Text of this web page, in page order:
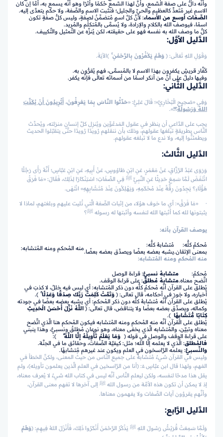
وأنَّه دالٌّ على صفة السَّمع، وأنَّ لهذا السَّمع حُكمًا وأثرًا وهو أنَّه يسمع به، أمَّا إن كان
الاسم غير مُتَعدٍّ كالعظيم والحيِّ والجليل؛ فنثبت الاسم والصِّفة، ولا حكم يتعدَّى إليه.
الصِّفات أوسع من الأسماء: لأنَّ كلَّ اسمٍ مُتضمِّنٌ لصفةٍ، وليس كلُّ صفةٍ تكون
اسمًا، فيوصف الله بالكلام والإرادة، ولا يُسمَّى بالمُتكلِّم والمُريد.
كلُّ ما وصف الله به نفسه فهو على حقيقته، لكن يُنزَّه عن التَّمثيل والتَّكييف.
الدَّليل الأوَّل:
وَقَوْلِ اللهِ تَعَالَى: ﴿ وَهُمْ يَكْفُرُونَ بِالرَّحْمَٰنِ ۚ ﴾الآيَةَ.
كُفَّار قريشٍ يكفرون بهذا الاسم لا بالمُسمَّى، فهم يُقرُّون به.
وفيها دليلٌ على أنَّ من أنكر اسمًا من أسمائه تعالى فإنَّه يكفر.
الدَّليل الثَّاني:
وَفِي «صَحِيحِ الْبُخَارِيِّ»؛ قَالَ عَلِيٌّ: «حَدِّثُوا النَّاسَ بِمَا يَعْرِفُونَ، أَتُرِيدُونَ أَنْ يُكَذَّبَ
اللهُ وَرَسُولُهُ؟!».
يجب على الدَّاعي أن ينظر في عقول المَدعُوِّين ويُنزِل كلَّ إنسانٍ منزلته، ويُحدِّث
النَّاس بطريقةٍ تبلغها عقولهم، وذلك بأن ننقلهم رُويدًا رُويدًا حتَّى يتقبَّلوا الحديث
ويطمئنُّوا إليه، ولا ندع ما لا تبلغه عقولهم.
الدَّليل الثَّالث:
وَرَوَى عَبْدُ الرَّزَّاقِ، عَنْ مَعْمَرٍ، عَنِ ابْنِ طَاوُوسٍ، عَنْ أَبِيهِ، عَنِ ابْنِ عَبَّاسٍ؛ أَنَّهُ رَأَى رَجُلًا
انْتَفَضَ لَـمَّا سَمِعَ حَدِيثًا عَنِ النَّبِيِّ ﷺ فِي الصِّفَاتِ؛ اسْتِنْكَارًا لِذَلِكَ، فَقَالَ: «مَا فَرَقُ
هَؤُلَاءِ؟ يَجِدُونَ رِقَّةً عِنْدَ مُحْكَمِهِ، وَيَهْلِكُونَ عِنْدَ مُتَشَابِهِهِ» انْتَهَى.
· «مَا فَرَقُ»: أي ما خوف هؤلاء من إثبات الصِّفة الَّتي تُليت عليهم وبلغتهم، لماذا لا
يثبتونها لله كما أثبتها الله لنفسه وأثبتها له رسوله ﷺ؟
يوصف القرآن بأنه:
مُحكمٌ كلُّه:
بمعنى الإتقان.
مُتشابهٌ كلُّه:
يشبه بعضه بعضًا ويصدِّق بعضه بعضًا.منه المُحكم ومنه المُتشابه:
منه المُحكم ومنه المُتشابه:
مُحكمٌ:
اتَّضح معناه.
متشابهٌ نسبيٌّ: قراءة الوصل
متشابهٌ مُطلقٌ: على قراءة الوقف.
يُطلق على القرآن أنَّه مُحكمٌ كلُّه دون ذكر المُتشابه: أي ليس فيه خللٌ، لا كذبَ في
أخباره، ولا جَورَ في أحكامه، قال تعالى: ﴿ وَتَمَّتْ كَلِمَتُ رَبِّكَ صِدْقًا وَعَدْلًاۚ ﴾.
يُطلق على القرآن أنَّه مُتشابهٌ كلُّه دون ذكر المُحكم: أي يشبه بعضه بعضًا في جودته
وكماله، ويصدِّق بعضه بعضًا ولا يتناقض، قال تعالى: ﴿ اللَّهُ نَزَّلَ أَحْسَنَ الْحَدِيثِ
كِتَابًا مُّتَشَابِهًا ﴾.
يُطلق على القرآن أنَّه منه المُحكم ومنه المُتشابه فيكون المُحكم هنا الَّذي اتَّضح
معناه وتبيَّن، والمُتشابه الَّذي يخفى معناه، وهو نوعان مُطلقٌ ونسبيٌّ، وهذا ينبني
على قراءة الوقف والوصل في قوله ﴿ وَمَا يَعْلَمُ تَأْوِيلَهُ إِلَّا اللَّهُۗ
﴾:
فالمُطلق: الَّذي لا يعلمه إلَّا الله؛ مثل: كيفيَّة الصِّفات، وحقائق ما في الجنَّة.
والنِّسبيُّ: يعلمه الرَّاسخون في العلم ويكون عند غيرهم مُتشابهًا.
وليس في القرآن شيءٌ مُتشابهٌ على جميع النَّاس من حيثُ المعنى، ولكنَّ الخطأ في
الفهم، ولهذا قال ابن عبَّاسٍ ﭭ: (أنا من الرَّاسخين في العلم الَّذين يعلمون تأويله)، ولم
يقل هذا مدحًا لنفسه، ولكن ليعلم النَّاس أنَّه ليس في كتاب الله شيءٌ لا يُعرف معناه،
إذ لا يمكن أن تكون هذه الأمَّة من رسول الله ﷺ إلى آخرها لا تفهم معنى القرآن،
وأنَّهم يقرؤون آيات الصِّفات ولا يفهمون معناها.
الدَّليل الرَّابع:
وَلَـمَّا سَمِعَتْ قُرَيْشٌ رَسُولَ اللهِ ﷺ يَذْكُرُ الرَّحْمَنَ أَنْكَرُوا ذَلِكَ، فَأَنْزَلَ اللهُ فِيهِم: ﴿وَهُمْ